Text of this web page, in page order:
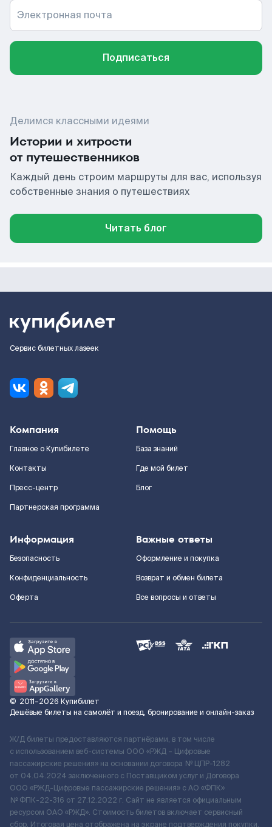
Электронная почта
Подписаться
Делимся классными идеями
Истории и хитрости
от путешественников
Каждый день строим маршруты для вас, используя
собственные знания о путешествиях
Читать блог
Сервис билетных лазеек
Компания
Главное о Купибилете
Контакты
Пресс-центр
Партнерская программа
Помощь
База знаний
Где мой билет
Блог
Информация
Безопасность
Конфиденциальность
Оферта
Важные ответы
Оформление и покупка
Возврат и обмен билета
Все вопросы и ответы
© 2011–2026 Купибилет
Дешёвые билеты на самолёт и поезд, бронирование и онлайн-заказ
Ж/Д билеты предоставляются партнёрами, в том числе
с использованием веб-системы ООО «РЖД – Цифровые
пассажирские решения» на основании договора № ЦПР-1282
от 04.04.2024 заключенного с Поставщиком услуг и Договора
ООО «РЖД-Цифровые пассажирские решения» c АО «ФПК»
№ ФПК-22-316 от 27.12.2022 г. Сайт не является официальным
ресурсом ОАО «РЖД». Стоимость билетов включает сервисный
сбор. Итоговая цена отображена на экране подтверждения покупки.